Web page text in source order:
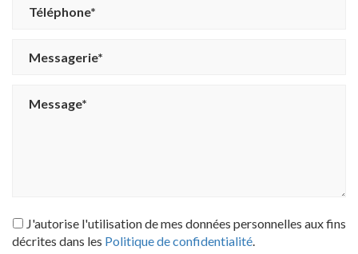
J'autorise l'utilisation de mes données personnelles aux fins
décrites dans les Politique de confidentialité